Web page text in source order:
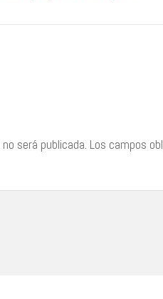
será publicada. Los campos